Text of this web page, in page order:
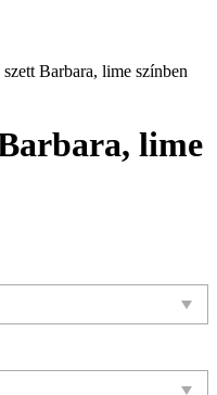
Barbara, lime színben
lime